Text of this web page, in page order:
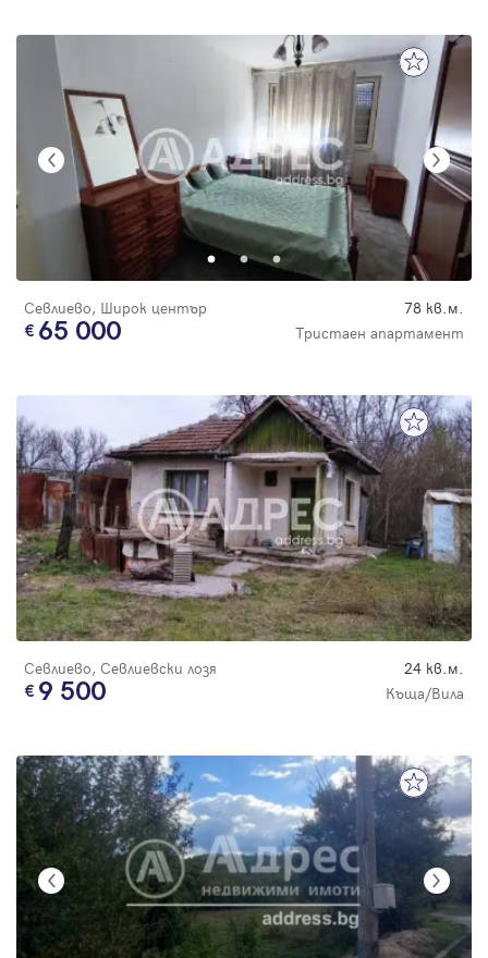
Севлиево, Широк център 78 кв.м.
65 000 Тристаен апартамент
Севлиево, Севлиевски лозя 24 кв.м.
9 500 Къща/Вила